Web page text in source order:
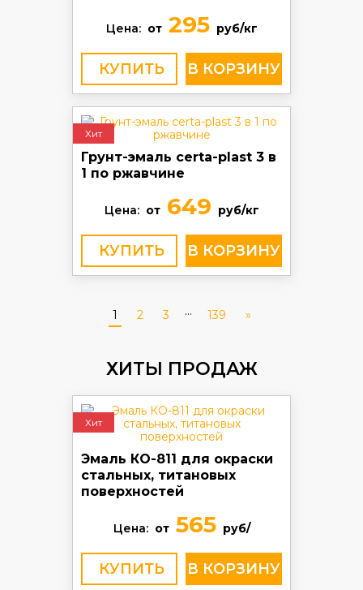
Цена: от295 руб/кг
КУПИТЬ
Хит
Грунт-эмаль certa-plast 3 в
1 по ржавчине
Цена: от649 руб/кг
КУПИТЬ
1 2 3 ... 139 »
ХИТЫ ПРОДАЖ
Хит
Эмаль КО-811 для окраски
стальных, титановых
поверхностей
Цена: от565 руб/
КУПИТЬ